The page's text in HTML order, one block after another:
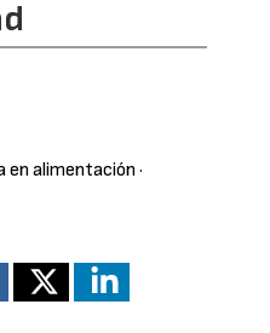
en alimentación ·